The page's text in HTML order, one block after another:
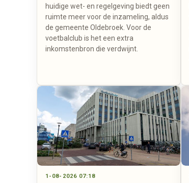
huidige wet- en regelgeving biedt geen
ruimte meer voor de inzameling, aldus
de gemeente Oldebroek. Voor de
voetbalclub is het een extra
inkomstenbron die verdwijnt.
1-08-2026 07:18